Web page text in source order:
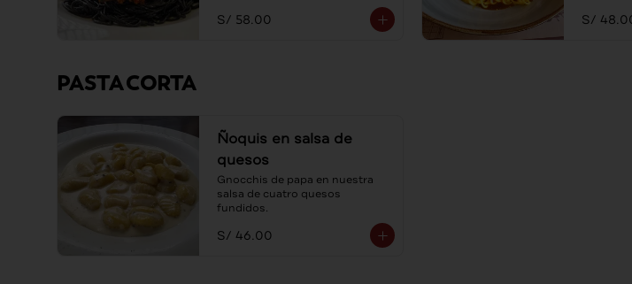
S/ 58.00 S/
PASTA CORTA
Ñoquis en salsa de
quesos
Gnocchis de papa en nuestra
salsa de cuatro quesos
fundidos.
S/ 46.00